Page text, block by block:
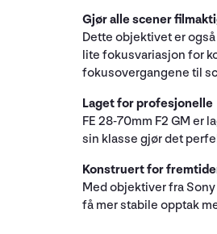
Gjør alle scener
Dette objektivet er
lite fokusvariasjon for
fokusovergangene til
Laget for profesjonelle
FE 28-70mm F2 GM
sin klasse gjør det
Konstruert for
Med objektiver fra
få mer stabile opptak